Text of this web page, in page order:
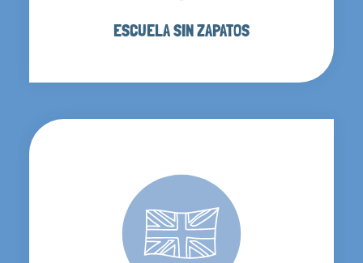
ESCUELA SIN ZAPATOS